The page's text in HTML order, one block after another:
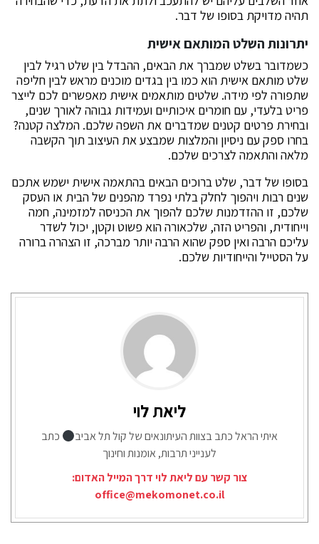
תהיה מדויקת בסופו של דבר.
יתרונות השלט המותאם אישית
כשמדובר בשלט שמברך את הבאים, ההבדל בין שלט רגיל לבין
שלט מותאם אישית הוא כמו בין בגדים מוכנים מראש לבין חליפה
שתפורה לפי מידה. שלטים מותאמים אישית מאפשרים לכם לייצר
פריט בלעדי, עם חומרים איכותיים ועמידות גבוהה לאורך שנים,
ובחירת פרטים קטנים שמדברים את השפה שלכם. המלצה קטנה?
בחרו ספק עם ניסיון והמלצות שמבצע את העיצוב תוך הקשבה
מלאה והתאמה לצרכים שלכם.
בסופו של דבר, שלט ברוכים הבאים בהתאמה אישית ישמש אתכם
שנים רבות ויהפוך לחלק בלתי נפרד מהפנים של הבית או העסק
שלכם, זו ההזדמנות שלכם להפוך את הכניסה למזמינה, חמה
וייחודית, והפריט הזה, שלכאורה הוא פשוט וקטן, יכול לשדר
עליכם הרבה ואין ספק שהוא הרבה יותר מברכה, זו הצהרה ברורה
על הסטייל והייחודיות שלכם.
ליאת לוי
איתי הראל כתב בצוות העיתונאים של קול תל אביב
כתב
לענייני תרבות, אומנות וחינוך
צור קשר עם ליאת לוי דרך המייל האדום:
office@mekomonet.co.il